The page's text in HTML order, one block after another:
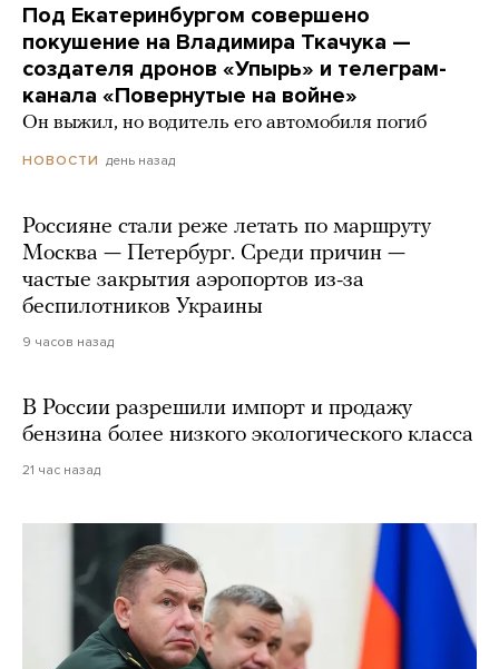
Под Екатеринбургом совершено
покушение на Владимира Ткачука —
создателя дронов «Упырь» и телеграм-
канала «Повернутые на войне»
Он выжил, но водитель его автомобиля погиб
НОВОСТИ день назад
Россияне стали реже летать по маршруту
Москва — Петербург. Среди причин —
частые закрытия аэропортов из-за
беспилотников Украины
9 часов назад
В России разрешили импорт и продажу
бензина более низкого экологического класса
21 час назад